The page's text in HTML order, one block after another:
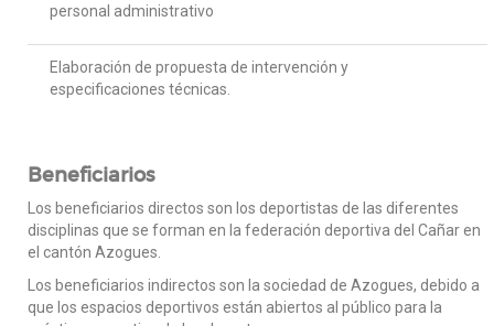
personal administrativo
Elaboración de propuesta de intervención y
especificaciones técnicas.
Beneficiarios
Los beneficiarios directos son los deportistas de las diferentes
disciplinas que se forman en la federación deportiva del Cañar en
el cantón Azogues.
Los beneficiarios indirectos son la sociedad de Azogues, debido a
que los espacios deportivos están abiertos al público para la